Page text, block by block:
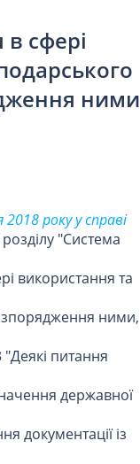
сфері
ними
року у справі
"Система
використання та
ними,
"Деякі питання
державної
документації із